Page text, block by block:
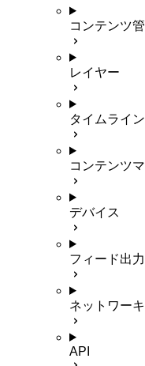
コンテンツ
レイヤー
タイムライ
コンテンツ
デバイス
フィード出力
ネットワー
API